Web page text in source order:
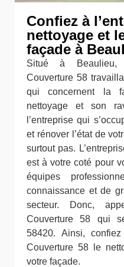
Confiez à
nettoyage et
façade à
Situé à Beaulieu,
Couverture 58
qui concernent la
nettoyage et son
l’entreprise qui
et rénover l’état de
surtout pas.
est à votre coté pour
équipes
connaissance et de
secteur. Donc,
Couverture 58 qui
58420. Ainsi,
Couverture 58 le
votre façade.